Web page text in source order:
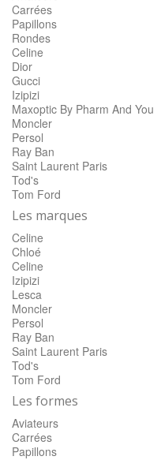
Carrées
Papillons
Rondes
Celine
Dior
Gucci
Izipizi
Maxoptic By Pharm And You
Moncler
Persol
Ray Ban
Saint Laurent Paris
Tod's
Tom Ford
Les marques
Celine
Chloé
Celine
Izipizi
Lesca
Moncler
Persol
Ray Ban
Saint Laurent Paris
Tod's
Tom Ford
Les formes
Aviateurs
Carrées
Papillons